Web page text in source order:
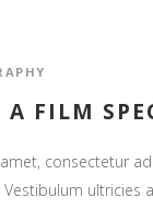
A FILM
consectetur
ultricies